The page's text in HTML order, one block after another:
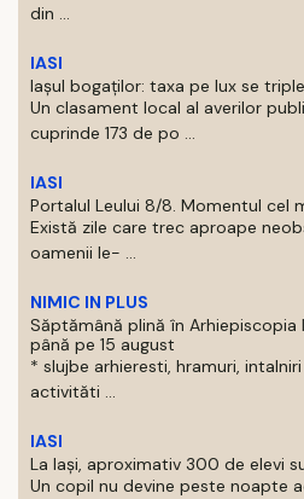
din ...
IASI
Iașul bogaților: taxa pe lux se
Un clasament local al averilor
cuprinde 173 de po ...
IASI
Portalul Leului 8/8. Momentul cel
Există zile care trec aproape
oamenii le- ...
NIMIC IN PLUS
Săptămână plină în Arhiepiscopia
până pe 15 august
* slujbe arhieresti, hramuri,
activităti ...
IASI
La Iași, aproximativ 300 de elevi
Un copil nu devine peste noapte